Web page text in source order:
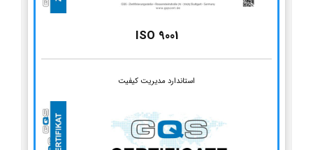
ISO 9001
استاندارد مدیریت کیفیت